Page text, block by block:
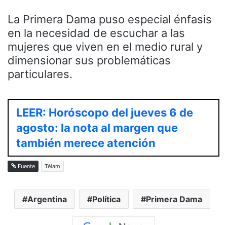
La Primera Dama puso especial énfasis
en la necesidad de escuchar a las
mujeres que viven en el medio rural y
dimensionar sus problemáticas
particulares.
LEER: Horóscopo del jueves 6 de
agosto: la nota al margen que
también merece atención
Fuente Télam
Argentina Política Primera Dama